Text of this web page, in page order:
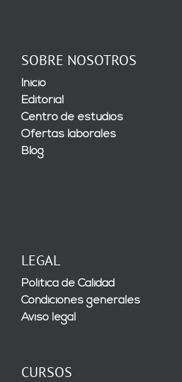
SOBRE NOSOTROS
Inicio
Editorial
Centro de estudios
Ofertas laborales
Blog
LEGAL
Política de Calidad
Condiciones generales
Aviso legal
CURSOS